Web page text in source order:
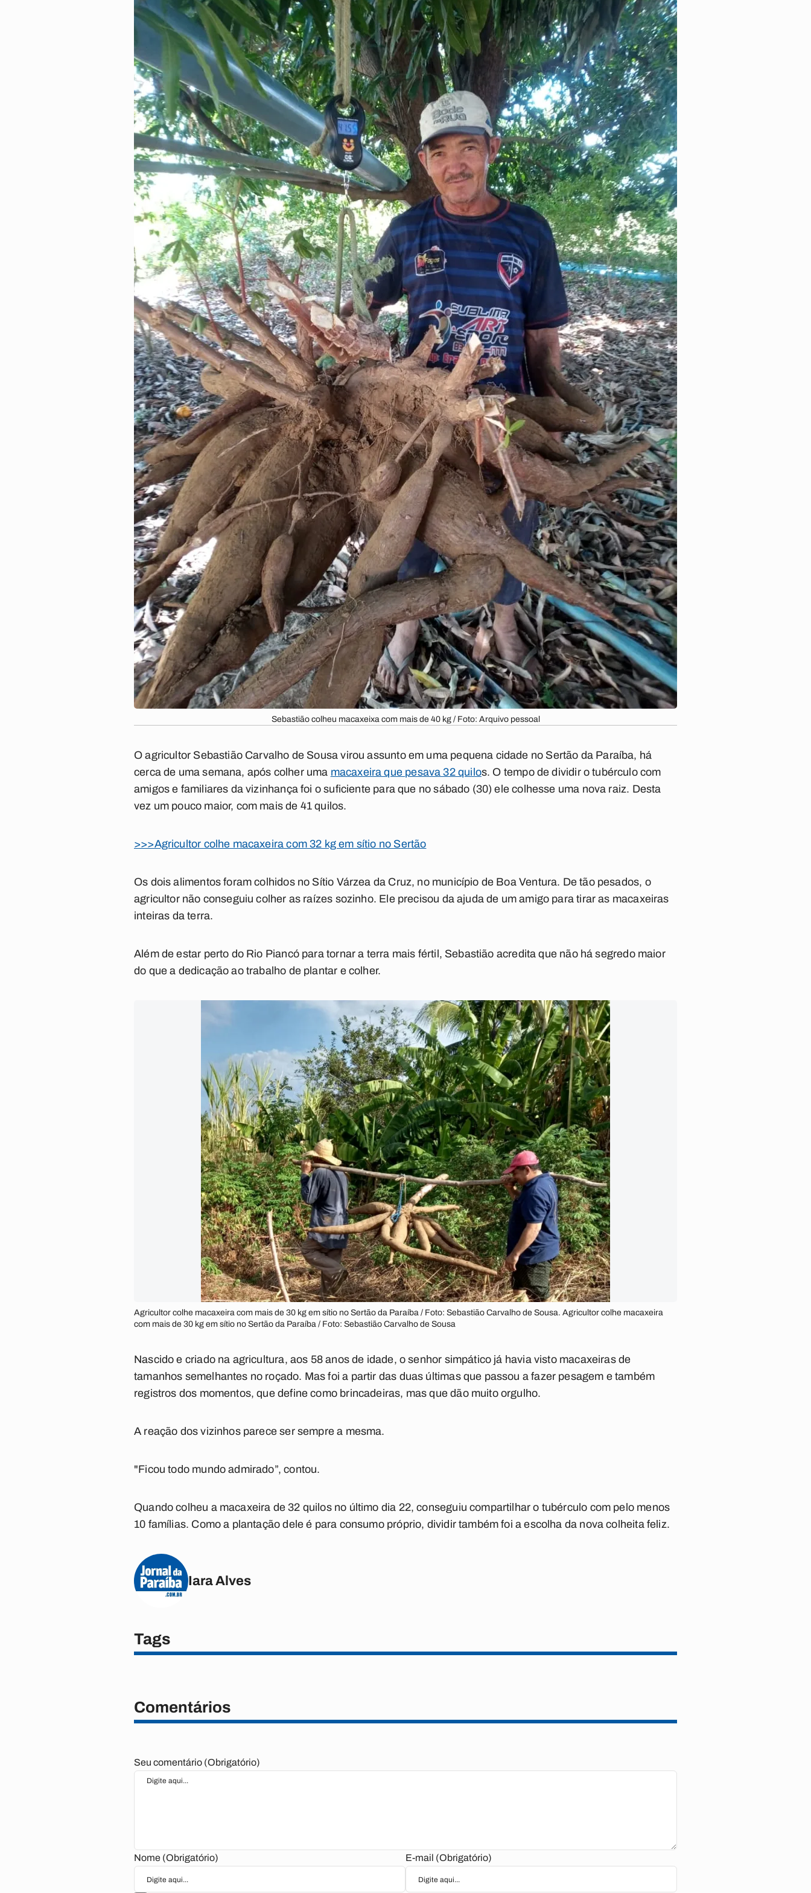
Sebastião colheu macaxeixa com mais de 40 kg / Foto: Arquivo pessoal
O agricultor Sebastião Carvalho de Sousa virou assunto em uma pequena cidade no Sertão da Paraíba, há
cerca de uma semana, após colher uma macaxeira que pesava 32 quilos. O tempo de dividir o tubérculo com
amigos e familiares da vizinhança foi o suficiente para que no sábado (30) ele colhesse uma nova raiz. Desta
vez um pouco maior, com mais de 41 quilos.
>>>Agricultor colhe macaxeira com 32 kg em sítio no Sertão
Os dois alimentos foram colhidos no Sítio Várzea da Cruz, no município de Boa Ventura. De tão pesados, o
agricultor não conseguiu colher as raízes sozinho. Ele precisou da ajuda de um amigo para tirar as macaxeiras
inteiras da terra.
Além de estar perto do Rio Piancó para tornar a terra mais fértil, Sebastião acredita que não há segredo maior
do que a dedicação ao trabalho de plantar e colher.
Agricultor colhe macaxeira com mais de 30 kg em sítio no Sertão da Paraíba / Foto: Sebastião Carvalho de Sousa. Agricultor colhe macaxeira
com mais de 30 kg em sítio no Sertão da Paraíba / Foto: Sebastião Carvalho de Sousa
Nascido e criado na agricultura, aos 58 anos de idade, o senhor simpático já havia visto macaxeiras de
tamanhos semelhantes no roçado. Mas foi a partir das duas últimas que passou a fazer pesagem e também
registros dos momentos, que define como brincadeiras, mas que dão muito orgulho.
A reação dos vizinhos parece ser sempre a mesma.
"Ficou todo mundo admirado”, contou.
Quando colheu a macaxeira de 32 quilos no último dia 22, conseguiu compartilhar o tubérculo com pelo menos
10 famílias. Como a plantação dele é para consumo próprio, dividir também foi a escolha da nova colheita feliz.
Iara Alves
Tags
Comentários
Seu comentário (Obrigatório)
Nome (Obrigatório) E-mail (Obrigatório)